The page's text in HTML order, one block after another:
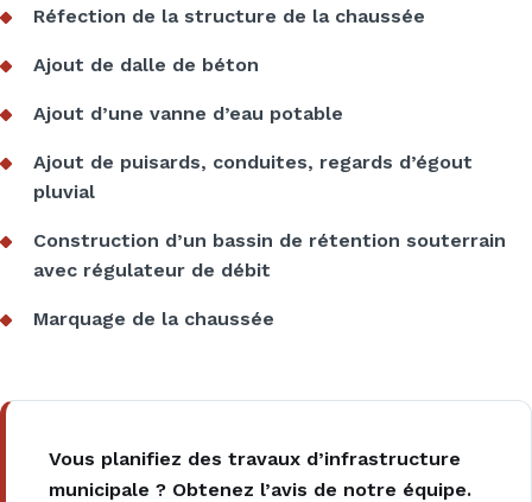
Réfection de la structure de la chaussée
Ajout de dalle de béton
Ajout d’une vanne d’eau potable
Ajout de puisards, conduites, regards d’égout
pluvial
Construction d’un bassin de rétention souterrain
avec régulateur de débit
Marquage de la chaussée
Vous planifiez des travaux d’infrastructure
municipale ? Obtenez l’avis de notre équipe.